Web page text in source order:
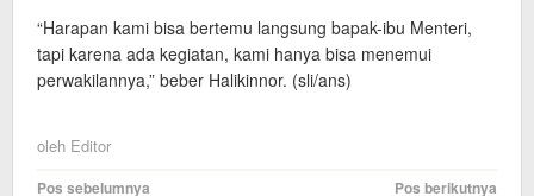
“Harapan kami bisa bertemu langsung bapak-ibu Menteri,
tapi karena ada kegiatan, kami hanya bisa menemui
perwakilannya,” beber Halikinnor. (sli/ans)
oleh Editor
Navigasi
Pos sebelumnya
Pos berikutnya